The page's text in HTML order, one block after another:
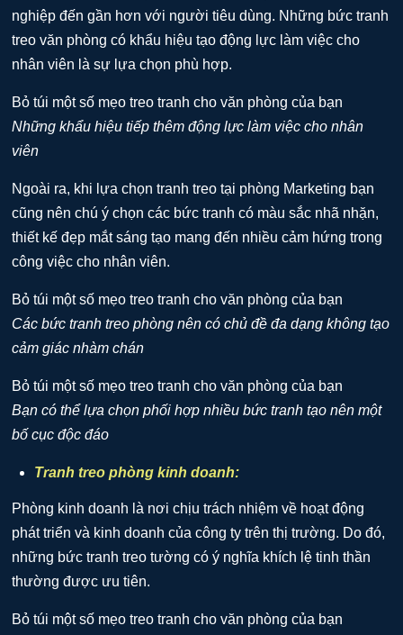
nghiệp đến gần hơn với người tiêu dùng. Những bức tranh
treo văn phòng có khẩu hiệu tạo động lực làm việc cho
nhân viên là sự lựa chọn phù hợp.
Những khẩu hiệu tiếp thêm động lực làm việc cho nhân
viên
Ngoài ra, khi lựa chọn tranh treo tại phòng Marketing bạn
cũng nên chú ý chọn các bức tranh có màu sắc nhã nhặn,
thiết kế đẹp mắt sáng tạo mang đến nhiều cảm hứng trong
công việc cho nhân viên.
Các bức tranh treo phòng nên có chủ đề đa dạng không tạo
cảm giác nhàm chán
Bạn có thể lựa chọn phối hợp nhiều bức tranh tạo nên một
bố cục độc đáo
Tranh treo phòng kinh doanh:
Phòng kinh doanh là nơi chịu trách nhiệm về hoạt động
phát triển và kinh doanh của công ty trên thị trường. Do đó,
những bức tranh treo tường có ý nghĩa khích lệ tinh thần
thường được ưu tiên.